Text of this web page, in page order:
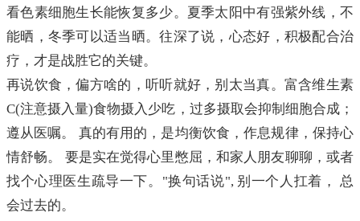
看色素细胞生长能恢复多少。夏季太阳中有强紫外线，不
能晒，冬季可以适当晒。往深了说，心态好，积极配合治
疗，才是战胜它的关键。
再说饮食，偏方啥的，听听就好，别太当真。富含维生素
C(注意摄入量)食物摄入少吃，过多摄取会抑制细胞合成；
遵从医嘱。 真的有用的，是均衡饮食，作息规律，保持心
情舒畅。 要是实在觉得心里憋屈，和家人朋友聊聊，或者
找个心理医生疏导一下。"换句话说", 别一个人扛着， 总
会过去的。